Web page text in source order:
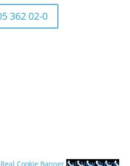
362 02-0
Cookie Banner Call Now Button